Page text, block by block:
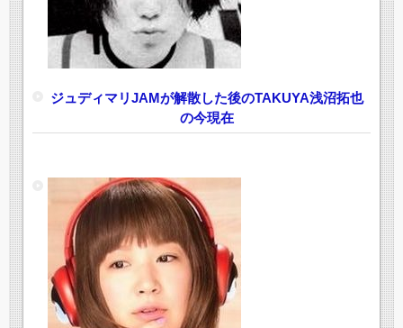
ジュディマリJAMが解散した後のTAKUYA浅沼拓也
の今現在